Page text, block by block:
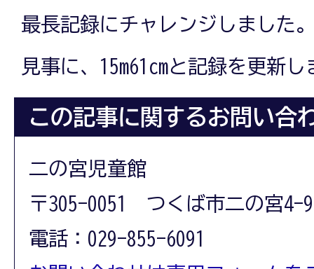
最長記録にチャレンジしました
見事に、15m61cmと記録を更新
この記事に関するお問い合
二の宮児童館
〒305-0051 つくば市二の宮4-
電話：029-855-6091